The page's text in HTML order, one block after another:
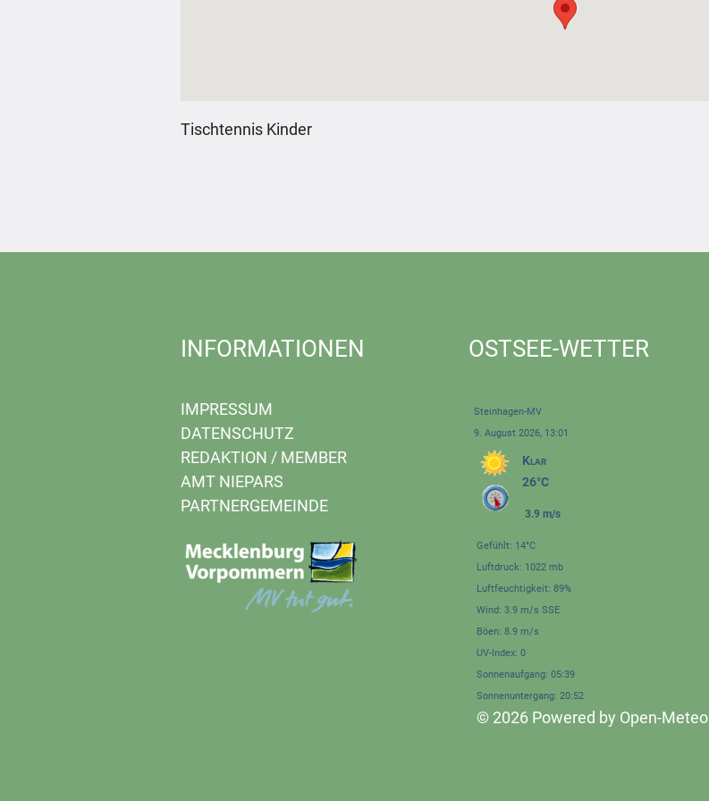
Tischtennis Kinder
INFORMATIONEN
IMPRESSUM
DATENSCHUTZ
REDAKTION / MEMBER
AMT NIEPARS
PARTNERGEMEINDE
OSTSEE-WETTER
Steinhagen-MV
9. August 2026, 13:01
Klar
26°C
3.9 m/s
Gefühlt: 14°C
Luftdruck: 1022 mb
Luftfeuchtigkeit: 89%
Wind: 3.9 m/s SSE
Böen: 8.9 m/s
UV-Index: 0
Sonnenaufgang: 05:39
Sonnenuntergang: 20:52
© 2026 Powered by Open-Meteo